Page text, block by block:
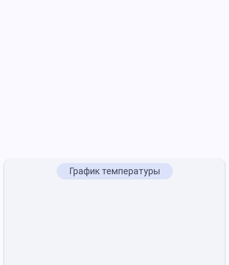
График температуры